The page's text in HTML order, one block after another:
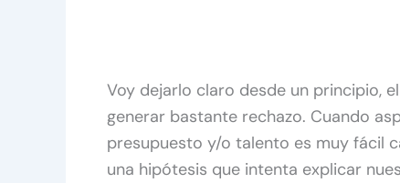
Voy dejarlo claro desde un principio,
generar bastante rechazo. Cuando
presupuesto y/o talento es muy fácil
una hipótesis que intenta explicar